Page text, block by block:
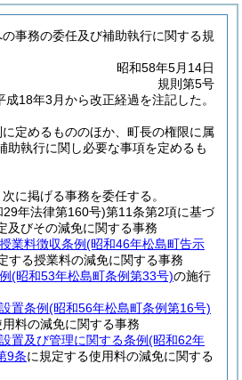
事務の委任及び補助執行に関する規
昭和58年5月14日
規則第5号
成18年3月から改正経過を注記した。
定めるもののほか、町長の権限に属
助執行に関し必要な事項を定めるも
に掲げる事務を委任する。
29年法律第160号)第11条第2項に基づ
及びその減免に関する事務
業料徴収条例(昭和46年松島町告示
する授業料の減免に関する事務
(昭和53年松島町条例第33号)の施行
置条例(昭和56年松島町条例第16号)
料の減免に関する事務
置及び管理に関する条例(昭和62年
9条に規定する使用料の減免に関する